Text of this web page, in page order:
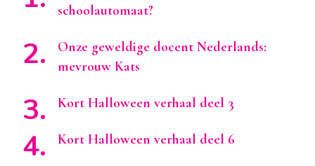
schoolautomaat?
Onze geweldige docent Nederlands:
mevrouw Kats
Kort Halloween verhaal deel 3
Kort Halloween verhaal deel 6